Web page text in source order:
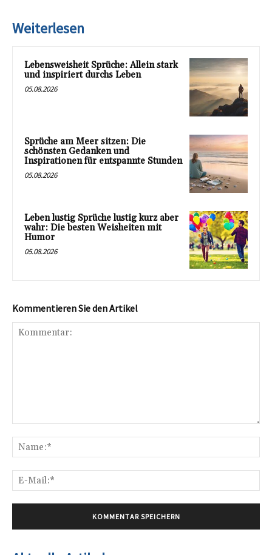
Weiterlesen
Lebensweisheit Sprüche: Allein stark
und inspiriert durchs Leben
05.08.2026
Sprüche am Meer sitzen: Die
schönsten Gedanken und
Inspirationen für entspannte Stunden
05.08.2026
Leben lustig Sprüche lustig kurz aber
wahr: Die besten Weisheiten mit
Humor
05.08.2026
Kommentieren Sie den Artikel